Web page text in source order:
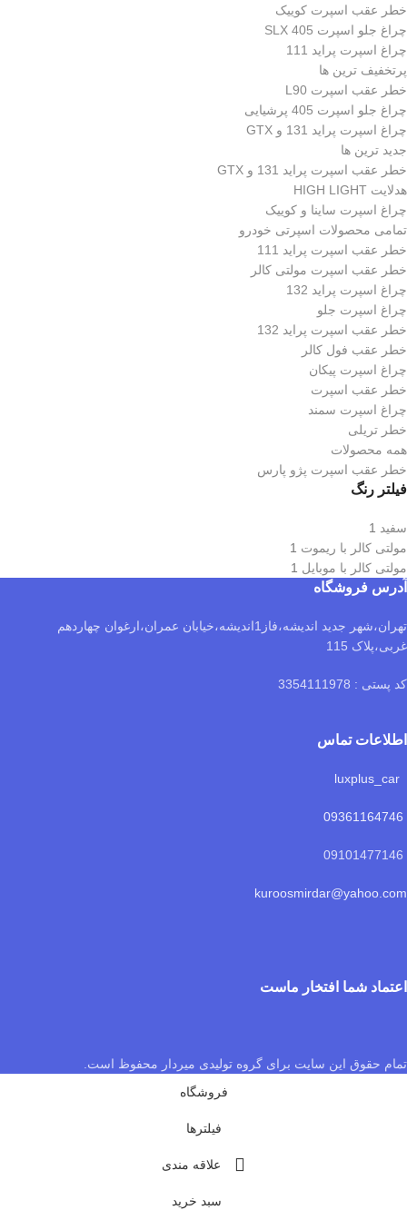
خطر عقب اسپرت کوییک
چراغ جلو اسپرت 405 SLX
چراغ اسپرت پراید 111
پرتخفیف ترین ها
خطر عقب اسپرت L90
چراغ جلو اسپرت 405 پرشیایی
چراغ اسپرت پراید 131 و GTX
جدید ترین ها
خطر عقب اسپرت پراید 131 و GTX
هدلایت HIGH LIGHT
چراغ اسپرت ساینا و کوییک
تمامی محصولات اسپرتی خودرو
خطر عقب اسپرت پراید 111
خطر عقب اسپرت مولتی کالر
چراغ اسپرت پراید 132
چراغ اسپرت جلو
خطر عقب اسپرت پراید 132
خطر عقب فول کالر
چراغ اسپرت پیکان
خطر عقب اسپرت
چراغ اسپرت سمند
خطر تریلی
همه محصولات
خطر عقب اسپرت پژو پارس
فیلتر رنگ
سفید 1
مولتی کالر با ریموت 1
مولتی کالر با موبایل 1
آدرس فروشگاه
تهران،شهر جدید اندیشه،فاز1اندیشه،خیابان عمران،ارغوان چهاردهم
غربی،پلاک 115
کد پستی : 3354111978
اطلاعات تماس
09361164746
kuroosmirdar@yahoo.com
اعتماد شما افتخار ماست
تمام حقوق این سایت برای گروه تولیدی میردار محفوظ است.
فروشگاه
فیلترها
علاقه مندی
سبد خرید